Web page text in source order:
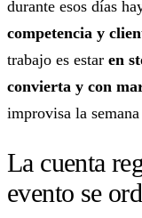
durante esos días
competencia y
trabajo es estar en
convierta y con
improvisa la
La cuenta
evento se